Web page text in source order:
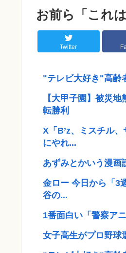
お前ら「これ
Twitter
"テレビ大好き"高齢
【大甲子園】被災
転勝利
X「B’z、ミスチル
にやれ...
あずみとかいう漫画
金ロー 今日から「3
谷の...
1番面白い「警察ア
女子高生がプロ野球